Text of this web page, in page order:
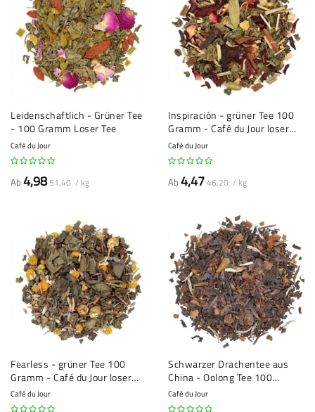
Leidenschaftlich - Grüner Tee
- 100 Gramm Loser Tee
Café du Jour
Ab4,98 51,40 / kg
Inspiración - grüner Tee 100
Gramm - Café du Jour loser
Tee
Café du Jour
Ab4,4746,20 / kg
Fearless - grüner Tee 100
Gramm - Café du Jour loser
Tee
Café du Jour
Schwarzer Drachentee aus
China - Oolong Tee 100
Gramm - Café du Jour loser
Tee
Café du Jour